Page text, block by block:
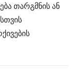
თარგმნის ან